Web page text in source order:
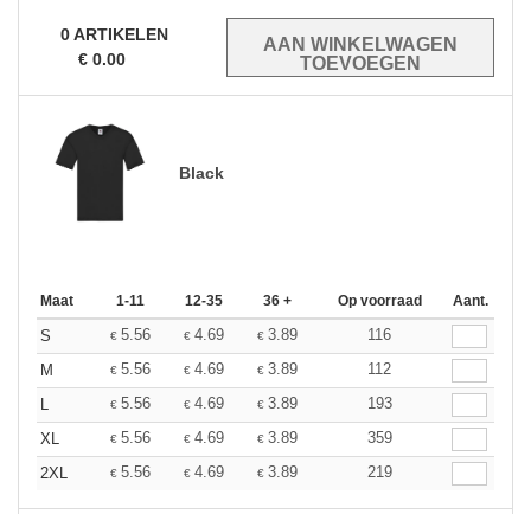
0ARTIKELEN
€ 0.00
Black
Maat 1-11 12-35 36 + Op voorraad Aant.
S € 5.56 € 4.69 € 3.89
116
M
€ 5.56 € 4.69 € 3.89
112
L
€ 5.56 € 4.69 € 3.89
193
XL
€ 5.56 € 4.69 € 3.89
359
2XL
€ 5.56 € 4.69 € 3.89 219